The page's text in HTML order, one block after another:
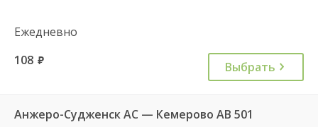
Ежедневно
108 руб. Выбрать
Анжеро-Судженск АС — Кемерово АВ 501